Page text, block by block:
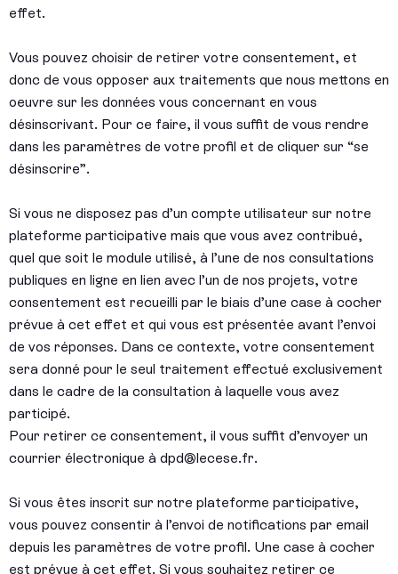
effet.
Vous pouvez choisir de retirer votre consentement, et
donc de vous opposer aux traitements que nous mettons en
oeuvre sur les données vous concernant en vous
désinscrivant. Pour ce faire, il vous suffit de vous rendre
dans les paramètres de votre profil et de cliquer sur “se
désinscrire”.
Si vous ne disposez pas d’un compte utilisateur sur notre
plateforme participative mais que vous avez contribué,
quel que soit le module utilisé, à l’une de nos consultations
publiques en ligne en lien avec l’un de nos projets, votre
consentement est recueilli par le biais d’une case à cocher
prévue à cet effet et qui vous est présentée avant l’envoi
de vos réponses. Dans ce contexte, votre consentement
sera donné pour le seul traitement effectué exclusivement
dans le cadre de la consultation à laquelle vous avez
participé.
Pour retirer ce consentement, il vous suffit d’envoyer un
courrier électronique à dpd@lecese.fr.
Si vous êtes inscrit sur notre plateforme participative,
vous pouvez consentir à l’envoi de notifications par email
depuis les paramètres de votre profil. Une case à cocher
est prévue à cet effet. Si vous souhaitez retirer ce